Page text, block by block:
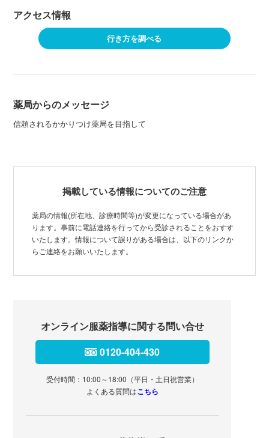
アクセス情報
行き方を調べる
薬局からのメッセージ
信頼されるかかりつけ薬局を目指して
掲載している情報についてのご注意
薬局の情報(所在地、診療時間等)が変更になっている場合があ
ります。事前に電話連絡を行ってから受診されることをおすす
いたします。情報について誤りがある場合は、以下のリンクか
らご連絡をお願いいたします。
オンライン服薬指導に関する問い合せ
0120-404-430
受付時間：10:00～18:00（平日・土日祝営業）
よくある質問はこちら